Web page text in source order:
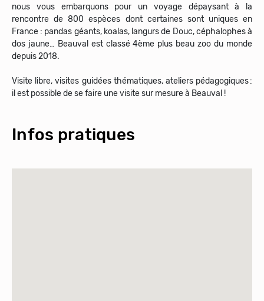
nous vous embarquons pour un voyage dépaysant à la
rencontre de 800 espèces dont certaines sont uniques en
France : pandas géants, koalas, langurs de Douc, céphalophes à
dos jaune… Beauval est classé 4ème plus beau zoo du monde
depuis 2018.
Visite libre, visites guidées thématiques, ateliers pédagogiques :
il est possible de se faire une visite sur mesure à Beauval !
Infos pratiques